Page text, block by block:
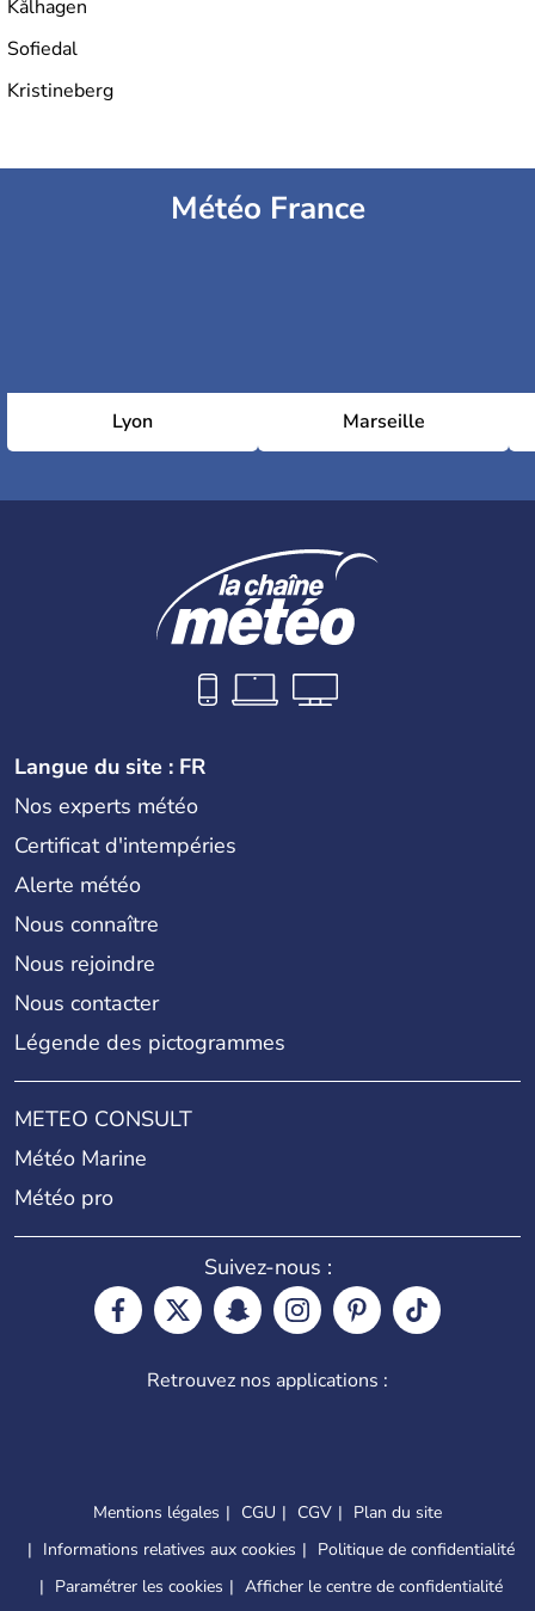
Kålhagen
Sofiedal
Kristineberg
Météo France
Lyon Marseille
Langue du site : FR
Nos experts météo
Certificat d'intempéries
Alerte météo
Nous connaître
Nous rejoindre
Nous contacter
Légende des pictogrammes
METEO CONSULT
Météo Marine
Météo pro
Suivez-nous :
Retrouvez nos applications :
Mentions légales CGU CGV
Plan du site
Informations relatives aux cookies
Politique de confidentialité
Paramétrer les cookies
Afficher le centre de confidentialité